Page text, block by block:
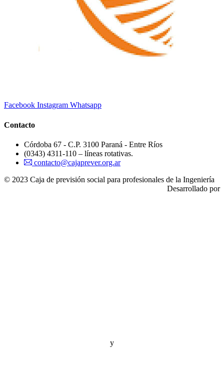
Facebook Instagram Whatsapp
Contacto
Córdoba 67 - C.P. 3100 Paraná - Entre Ríos
(0343) 4311-110 – líneas rotativas.
contacto@cajaprever.org.ar
© 2023 Caja de previsión social para profesionales de la Ingeniería
Desarrollado por
y